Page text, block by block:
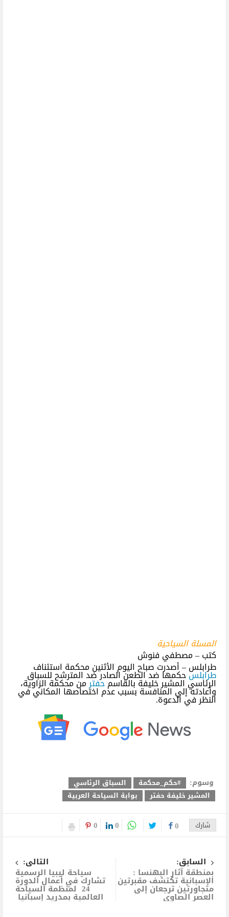
المسلة السياحية
كتب – مصطفي فنوش
طرابلس – أصدرت صباح اليوم الأثنين محكمة استئناف
طرابلسحكمها ضد الطعن الصادر ضد المترشح للسباق
الرئاسي المشير خليفة بالقاسمحفترمن محكمة الزاوية،
وأعادته إلي المنافسة بسبب عدم اختصاصها المكاني في
النظر في الدعوة.
وسوم: #حكم_محكمة
السباق الرئاسي
المشير خليفة حفتر
بوابة السياحة العربية
شارك 0
0
0
السابق:
بمنطقة آثار البهنسا :
الإسبانية تكتشف مقبرتين
متجاورتين ترجعان إلى
العصر الصاوي
التالى:
سياحة ليبيا الرسمية
تشارك في أعمال الدورة
24 لمنظمة السياحة
العالمية بمدريد إسبانيا